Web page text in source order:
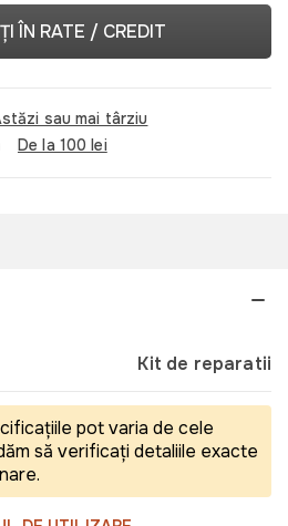
ÎN RATE / CREDIT
sau mai târziu
De la 100 lei
Kit de reparatii
pot varia de cele
să verificați detaliile exacte